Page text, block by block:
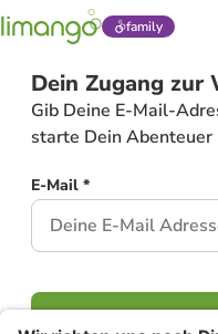
family
Dein Zugang zur
Gib Deine E-Mail-
starte Dein
E-Mail *